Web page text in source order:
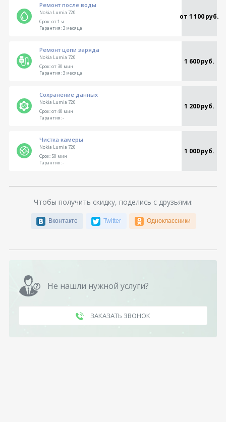
Ремонт после воды
Nokia Lumia 720 от 1 100 руб.
Срок:от 1 ч
Гарантия:3 месяца
Ремонт цепи заряда
Nokia Lumia 720 1 600 руб.
Срок:от 30 мин
Гарантия:3 месяца
Сохранение данных
Nokia Lumia 720 1 200 руб.
Срок:от 40 мин
Гарантия:-
Чистка камеры
Nokia Lumia 720 1 000 руб.
Срок:50 мин
Гарантия:-
Чтобы получить скидку, поделись с друзьями:
Вконтакте Twitter Одноклассники
Не нашли нужной услуги?
ЗАКАЗАТЬ ЗВОНОК